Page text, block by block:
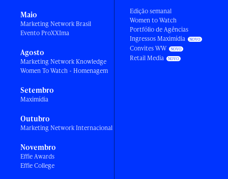
Maio
Marketing Network Brasil
Evento ProXXIma
Agosto
Marketing Network Knowledge
Women To Watch - Homenagem
Setembro
Maximídia
Outubro
Marketing Network Internacional
Novembro
Effie Awards
Effie College
Edição semanal
Women to Watch
Portfólio de Agências
Ingressos Maximídia
Convites WW
Retail Media